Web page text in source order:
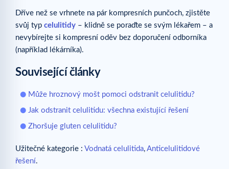
Dříve než se vrhnete na pár kompresních punčoch, zjistěte
svůj typ celulitidy – klidně se poraďte se svým lékařem – a
nevybírejte si kompresní oděv bez doporučení odborníka
(například lékárníka).
Související články
Může hroznový mošt pomoci odstranit celulitidu?
Jak odstranit celulitidu: všechna existující řešení
Zhoršuje gluten celulitidu?
Užitečné kategorie : Vodnatá celulitida, Anticelulitidové
řešení.